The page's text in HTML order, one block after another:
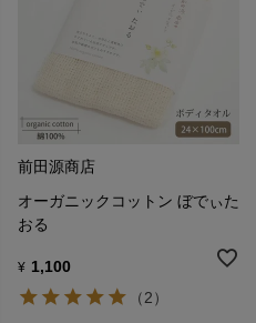
前田源商店
オーガニックコットン ぼでぃた
おる
¥ 1,100
（2）